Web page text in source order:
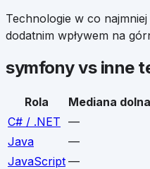
Technologie w co
dodatnim wpływem na
symfonyvs inne
Rola Mediana dolna
C# / .NET —
Java
—
JavaScript —